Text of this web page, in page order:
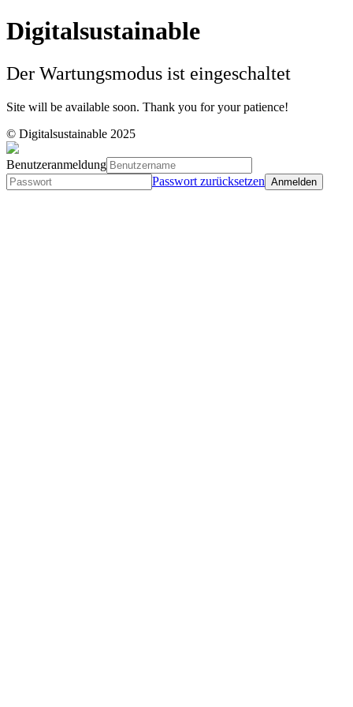
Digitalsustainable
Der Wartungsmodus ist eingeschaltet
Site will be available soon. Thank you for your patience!
© Digitalsustainable 2025
Benutzeranmeldung
Passwort zurücksetzen